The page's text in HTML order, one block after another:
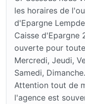
les horaires de
d'Epargne
Caisse d'Epargne
ouverte pour
Mercredi, Jeudi,
Samedi, Dimanche.
Attention tout de
l'agence est